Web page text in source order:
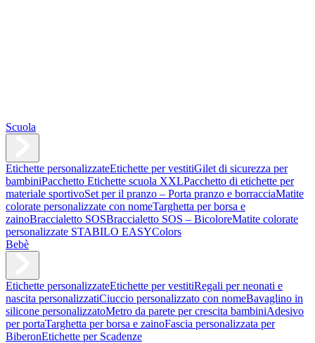
Scuola
Etichette personalizzateEtichette per vestitiGilet di sicurezza per
bambiniPacchetto Etichette scuola XXLPacchetto di etichette per
materiale sportivoSet per il pranzo – Porta pranzo e borracciaMatite
colorate personalizzate con nomeTarghetta per borsa e
zainoBraccialetto SOSBraccialetto SOS – BicoloreMatite colorate
personalizzate STABILO EASYColors
Bebè
Etichette personalizzateEtichette per vestitiRegali per neonati e
nascita personalizzatiCiuccio personalizzato con nomeBavaglino in
silicone personalizzatoMetro da parete per crescita bambiniAdesivo
per portaTarghetta per borsa e zainoFascia personalizzata per
BiberonEtichette per Scadenze